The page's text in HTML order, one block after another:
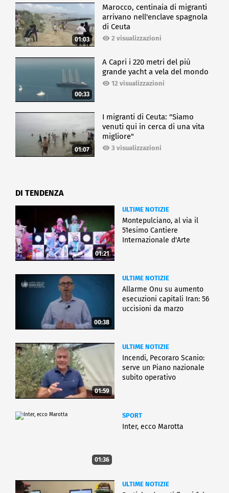
01:03
Marocco, centinaia di migranti
arrivano nell'enclave spagnola
di Ceuta
2 visualizzazioni
00:33
A Capri i 220 metri del più
grande yacht a vela del mondo
12 visualizzazioni
01:07
I migranti di Ceuta: "Siamo
venuti qui in cerca di una vita
migliore"
3 visualizzazioni
DI TENDENZA
01:21
ULTIME NOTIZIE
Montepulciano, al via il
51esimo Cantiere
Internazionale d'Arte
00:38
ULTIME NOTIZIE
Allarme Onu su aumento
esecuzioni capitali Iran: 56
uccisioni da marzo
01:59
ULTIME NOTIZIE
Incendi, Pecoraro Scanio:
serve un Piano nazionale
subito operativo
01:36
SPORT
Inter, ecco Marotta
ULTIME NOTIZIE